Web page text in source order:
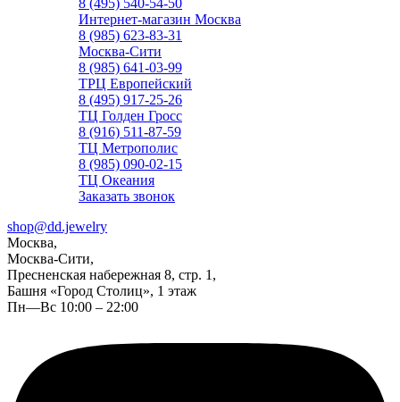
8 (495) 540-54-50
Интернет-магазин Москва
8 (985) 623-83-31
Москва-Сити
8 (985) 641-03-99
ТРЦ Европейский
8 (495) 917-25-26
ТЦ Голден Гросс
8 (916) 511-87-59
ТЦ Метрополис
8 (985) 090-02-15
ТЦ Океания
Заказать звонок
shop@dd.jewelry
Москва,
Москва-Сити,
Пресненская набережная 8, стр. 1,
Башня «Город Столиц», 1 этаж
Пн—Вс 10:00 – 22:00